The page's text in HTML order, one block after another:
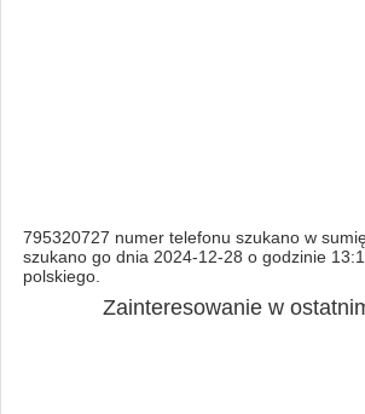
795320727 numer telefonu szukano w
szukano go dnia 2024-12-28 o godzinie
polskiego.
Zainteresowanie w